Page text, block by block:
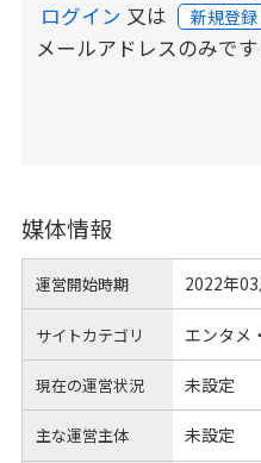
ログイン 又は 新規登
メールアドレスのみで
媒体情報
運営開始時期 2022年03
サイトカテゴリ エンタメ
現在の運営状況 未設定
主な運営主体 未設定